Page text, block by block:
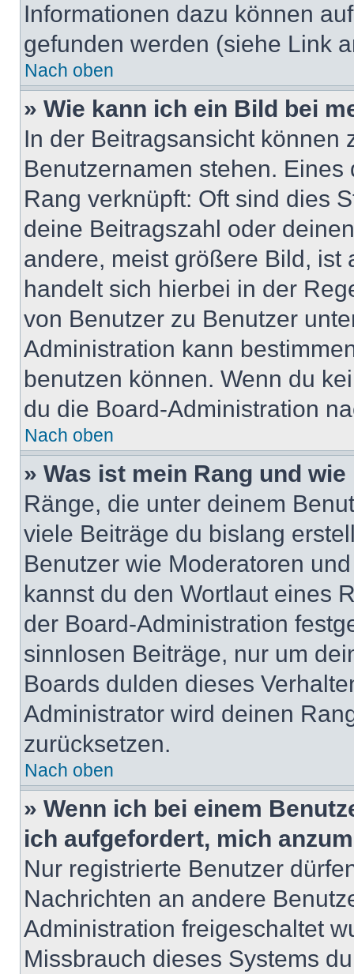
Informationen dazu können
gefunden werden (siehe Link
Nach oben
» Wie kann ich ein Bild bei
In der Beitragsansicht können
Benutzernamen stehen.
Rang verknüpft: Oft sind dies
deine Beitragszahl oder
andere, meist größere Bild, ist
handelt sich hierbei in der
von Benutzer zu Benutzer
Administration kann
benutzen können. Wenn du
du die Board-Administration
Nach oben
» Was ist mein Rang und
Ränge, die unter deinem
viele Beiträge du bislang
Benutzer wie Moderatoren
kannst du den Wortlaut eines
der Board-Administration
sinnlosen Beiträge, nur um
Boards dulden dieses
Administrator wird deinen
zurücksetzen.
Nach oben
» Wenn ich bei einem
ich aufgefordert, mich
Nur registrierte Benutzer
Nachrichten an andere
Administration freigeschaltet
Missbrauch dieses Systems